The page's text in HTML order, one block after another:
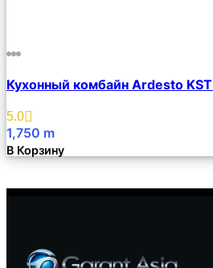
Описание
Избранное
Кухонный комбайн Ardesto
5.0
1,750 m
В Корзину